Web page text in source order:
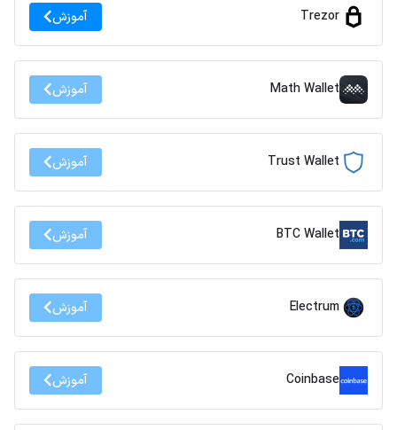
Trezor آموزش
Math Wallet آموزش
Trust Wallet آموزش
BTC Wallet آموزش
Electrum آموزش
Coinbase آموزش